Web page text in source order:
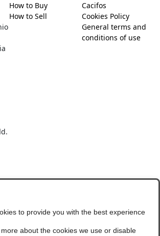
How to Buy
How to Sell
Cacifos
Cookies Policy
General terms and
conditions of use
to provide you with the best experience
about the cookies we use or disable